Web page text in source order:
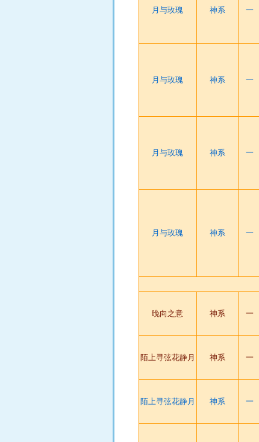
月与玫瑰 神系 一
月与玫瑰 神系 一
月与玫瑰 神系 一
月与玫瑰 神系 一
晚向之意 神系 一
陌上寻弦花静月 神系 一
陌上寻弦花静月 神系 一